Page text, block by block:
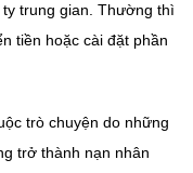
trung gian. Thường thì
tiền hoặc cài đặt phần
trò chuyện do những
trở thành nạn nhân